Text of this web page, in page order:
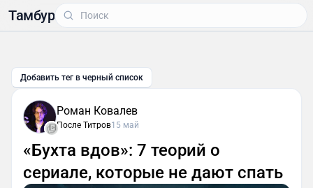
Тамбур
Добавить тег в черный список
Роман Ковалев
После Титров15 май
«Бухта вдов»: 7 теорий о
сериале, которые не дают спать